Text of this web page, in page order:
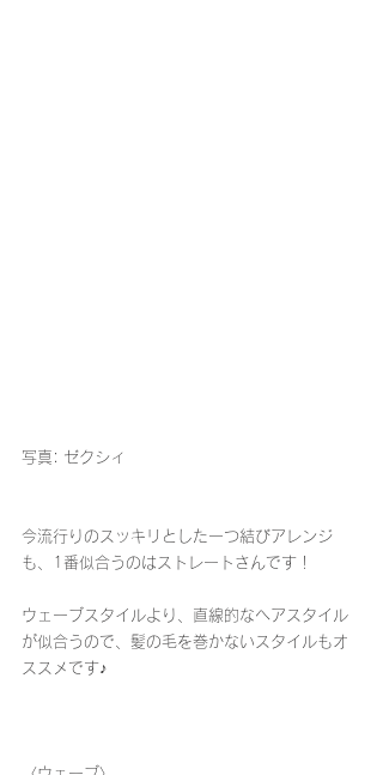
写真: ゼクシィ
今流行りのスッキリとした一つ結びアレンジ
も、1番似合うのはストレートさんです！
ウェーブスタイルより、直線的なヘアスタイル
が似合うので、髪の毛を巻かないスタイルもオ
ススメです♪